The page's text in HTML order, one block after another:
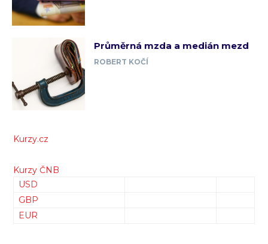
Průměrná mzda a medián mezd
ROBERT KOČÍ
Kurzy.cz
Kurzy ČNB
USD
GBP
EUR